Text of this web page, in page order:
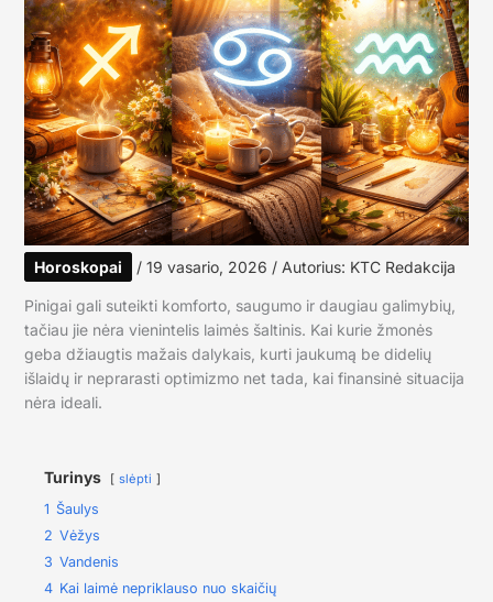
Horoskopai / 19 vasario, 2026 / Autorius: KTC Redakcija
Pinigai gali suteikti komforto, saugumo ir daugiau galimybių,
tačiau jie nėra vienintelis laimės šaltinis. Kai kurie žmonės
geba džiaugtis mažais dalykais, kurti jaukumą be didelių
išlaidų ir neprarasti optimizmo net tada, kai finansinė situacija
nėra ideali.
Turinys slėpti
1 Šaulys
2 Vėžys
3 Vandenis
4 Kai laimė nepriklauso nuo skaičių